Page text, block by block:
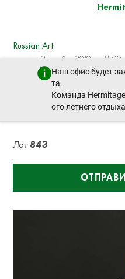
Наш офис будет
та.
Команда
ого летнего
Russian Art
четверг, 21 ноября 2019 г. - 11:00
пред. лот
NATALIA DANKO
Лот 843